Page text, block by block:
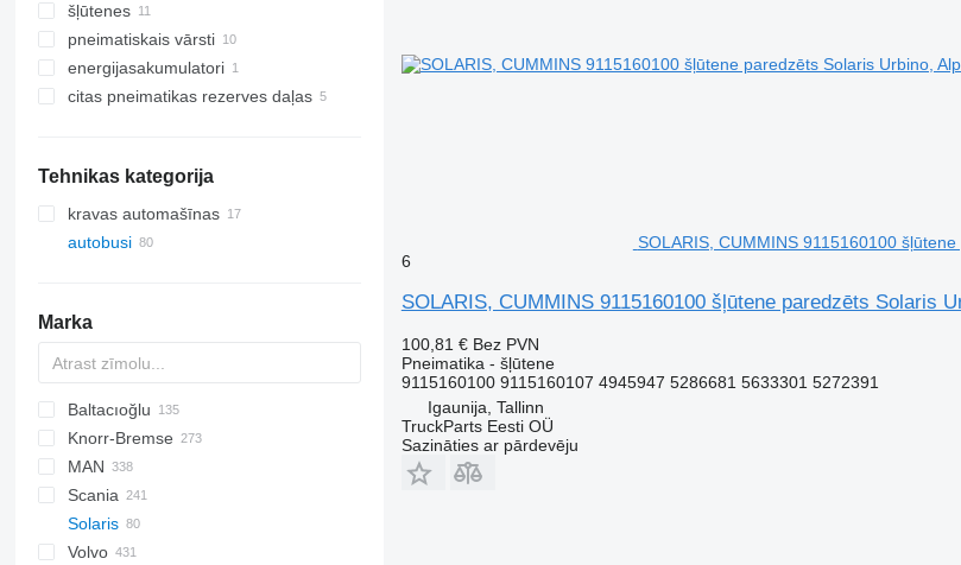
šļūtenes
pneimatiskais vārsti
energijasakumulatori
citas pneimatikas rezerves daļas
Tehnikas kategorija
kravas automašīnas
autobusi
Marka
Baltacıoğlu
Futura
SB
Crossway
Eurorider
Axer
Citelis
Crossway
Daily
Domino
Knorr-Bremse
MAN
A-series
Lion's series
Actros
Axor
Citaro
Cityliner
Jetliner
Megaliner
Scania
K-series
L-series
Solaris
Alpino
Prestij
T-series
Volvo
SOLARIS, CUMMINS 9115160100
6
SOLARIS, CUMMINS 9115160100 šļūtene paredzēts Solaris
100,81 € Bez PVN
Pneimatika - šļūtene
9115160100 9115160107 4945947 5286681 5633301 5272391
Igaunija, Tallinn
TruckParts Eesti OÜ
Sazināties ar pārdevēju